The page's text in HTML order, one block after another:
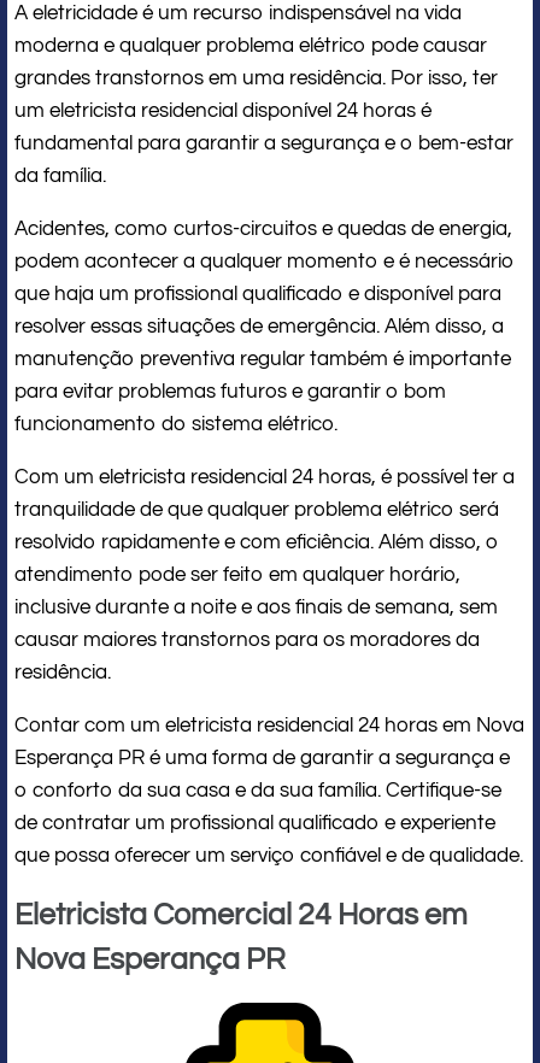
A eletricidade é um recurso indispensável na vida
moderna e qualquer problema elétrico pode causar
grandes transtornos em uma residência. Por isso, ter
um eletricista residencial disponível 24 horas é
fundamental para garantir a segurança e o bem-estar
da família.
Acidentes, como curtos-circuitos e quedas de energia,
podem acontecer a qualquer momento e é necessário
que haja um profissional qualificado e disponível para
resolver essas situações de emergência. Além disso, a
manutenção preventiva regular também é importante
para evitar problemas futuros e garantir o bom
funcionamento do sistema elétrico.
Com um eletricista residencial 24 horas, é possível ter a
tranquilidade de que qualquer problema elétrico será
resolvido rapidamente e com eficiência. Além disso, o
atendimento pode ser feito em qualquer horário,
inclusive durante a noite e aos finais de semana, sem
causar maiores transtornos para os moradores da
residência.
Contar com um eletricista residencial 24 horas em Nova
Esperança PR é uma forma de garantir a segurança e
o conforto da sua casa e da sua família. Certifique-se
de contratar um profissional qualificado e experiente
que possa oferecer um serviço confiável e de qualidade.
Eletricista Comercial 24 Horas em
Nova Esperança PR